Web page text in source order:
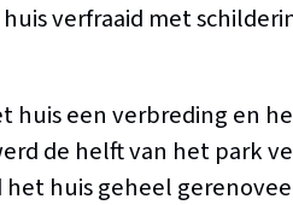
verfraaid met
huis een verbreding en
de helft van het park
het huis geheel